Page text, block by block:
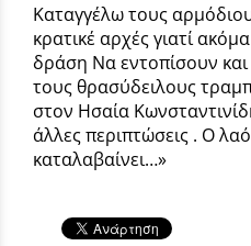
Καταγγέλω τους
κρατικέ αρχές γιατί
δράση Να εντοπίσουν
τους θρασύδειλους
στον Ησαία
άλλες περιπτώσεις . Ο
καταλαβαίνει…»